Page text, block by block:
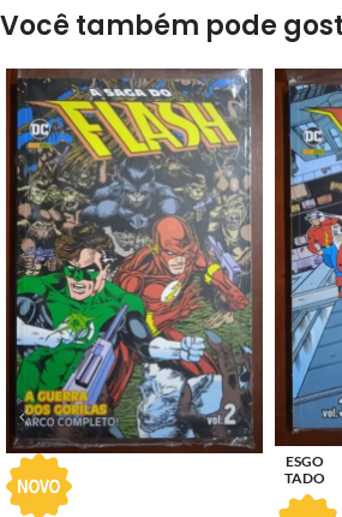
Você também pode
ESGO
TADO